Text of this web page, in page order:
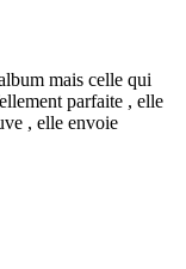
mais celle qui
parfaite , elle
, elle envoie